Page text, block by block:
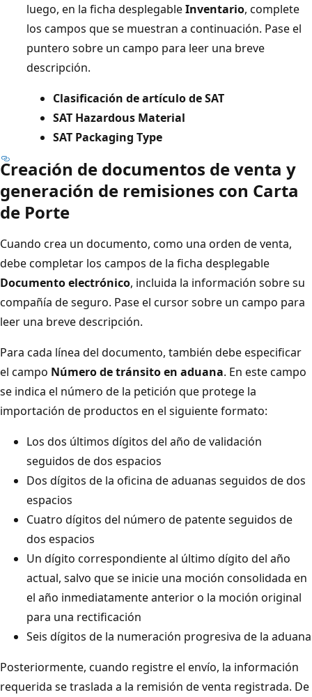
luego, en la ficha desplegableInventario, complete
los campos que se muestran a continuación. Pase el
puntero sobre un campo para leer una breve
descripción.
Clasificación de artículo de SAT
SAT Hazardous Material
SAT Packaging Type
Creación de documentos de venta y
generación de remisiones con Carta
de Porte
Cuando crea un documento, como una orden de venta,
debe completar los campos de la ficha desplegable
Documento electrónico, incluida la información sobre su
compañía de seguro. Pase el cursor sobre un campo para
leer una breve descripción.
Para cada línea del documento, también debe especificar
el campo Número de tránsito en aduana. En este campo
se indica el número de la petición que protege la
importación de productos en el siguiente formato:
Los dos últimos dígitos del año de validación
seguidos de dos espacios
Dos dígitos de la oficina de aduanas seguidos de dos
espacios
Cuatro dígitos del número de patente seguidos de
dos espacios
Un dígito correspondiente al último dígito del año
actual, salvo que se inicie una moción consolidada en
el año inmediatamente anterior o la moción original
para una rectificación
Seis dígitos de la numeración progresiva de la aduana
Posteriormente, cuando registre el envío, la información
requerida se traslada a la remisión de venta registrada. De